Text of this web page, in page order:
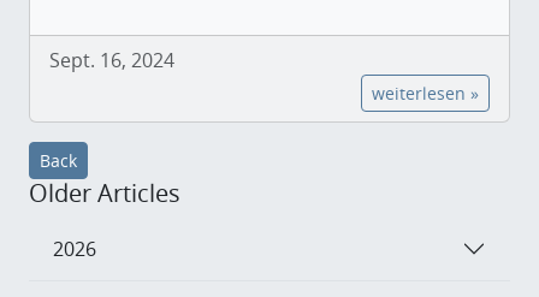
Sept. 16, 2024
weiterlesen »
Back
Older Articles
2026